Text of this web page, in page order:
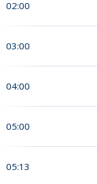
02:00
03:00
04:00
05:00
05:13